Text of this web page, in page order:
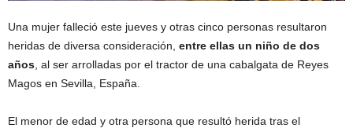
Una mujer falleció este jueves y otras cinco personas resultaron
heridas de diversa consideración, entre ellas un niño de dos
años , al ser arrolladas por el tractor de una cabalgata de Reyes
Magos en Sevilla, España.
El menor de edad y otra persona que resultó herida tras el